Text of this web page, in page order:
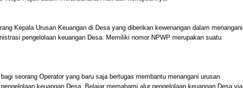
Kepala Urusan Keuangan di Desa yang diberikan kewenangan dalam menangani
pengelolaan keuangan Desa. Memiliki nomor NPWP merupakan suatu
seorang Operator yang baru saja bertugas membantu menangani urusan
keuangan Desa. Belajar memahami alur pengelolaan keuangan Desa via